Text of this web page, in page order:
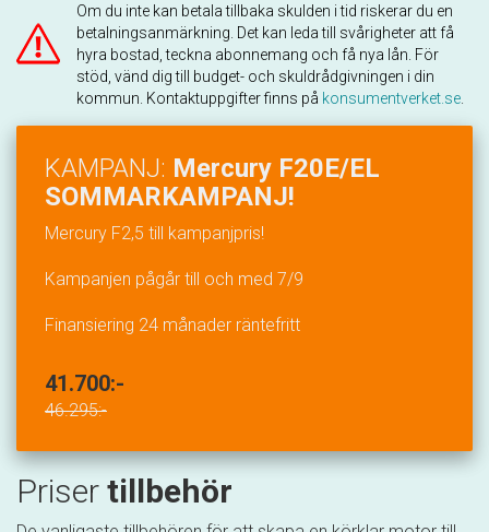
Om du inte kan betala tillbaka skulden i tid riskerar du en
betalningsanmärkning. Det kan leda till svårigheter att få
hyra bostad, teckna abonnemang och få nya lån. För
stöd, vänd dig till budget- och skuldrådgivningen i din
kommun. Kontaktuppgifter finns på konsumentverket.se
KAMPANJ: Mercury F20E/EL
SOMMARKAMPANJ!
Mercury F2,5 till kampanjpris!
Kampanjen pågår till och med 7/9
Finansiering 24 månader räntefritt
41.700:-
46.295:-
Priser tillbehör